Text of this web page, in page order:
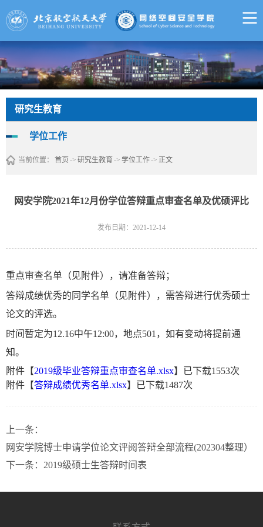
研究生教育
学位工作
当前位置： 首页 -> 研究生教育 -> 学位工作-> 正文
网安学院2021年12月份学位答辩重点审查名单及优硕评比
发布日期：2021-12-14
重点审查名单（见附件），请准备答辩；
答辩成绩优秀的同学名单（见附件），需答辩进行优秀硕士
论文的评选。
时间暂定为12.16中午12:00，地点501，如有变动将提前通
知。
附件【2019级毕业答辩重点审查名单.xlsx】已下载1553次
附件【答辩成绩优秀名单.xlsx】已下载1487次
上一条：
网安学院博士申请学位论文评阅答辩全部流程(202304整理）
下一条： 2019级硕士生答辩时间表